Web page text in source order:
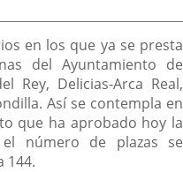
aplicación
externa.
aplicación
externa.
en los que ya se presta
del Ayuntamiento de
Rey, Delicias-Arca Real,
Así se contempla en
que ha aprobado hoy la
el número de plazas se
144.